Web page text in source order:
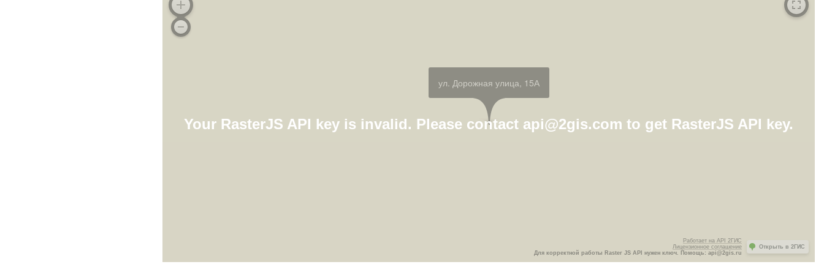
ул. Дорожная улица, 15А
Работает на API 2ГИС
Лицензионное соглашение
Для корректной работы Raster JS API нужен ключ. Помощь: api@2gis.ru
Открыть в 2ГИС
Your RasterJS API key is invalid. Please contact api@2gis.com to get RasterJS API key.